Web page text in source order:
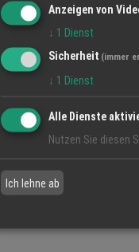
Anzeigen von
↓ 1 Dienst
Sicherheit (immer
↓ 1 Dienst
Alle Dienste
Nutzen Sie diesen
Ich lehne ab